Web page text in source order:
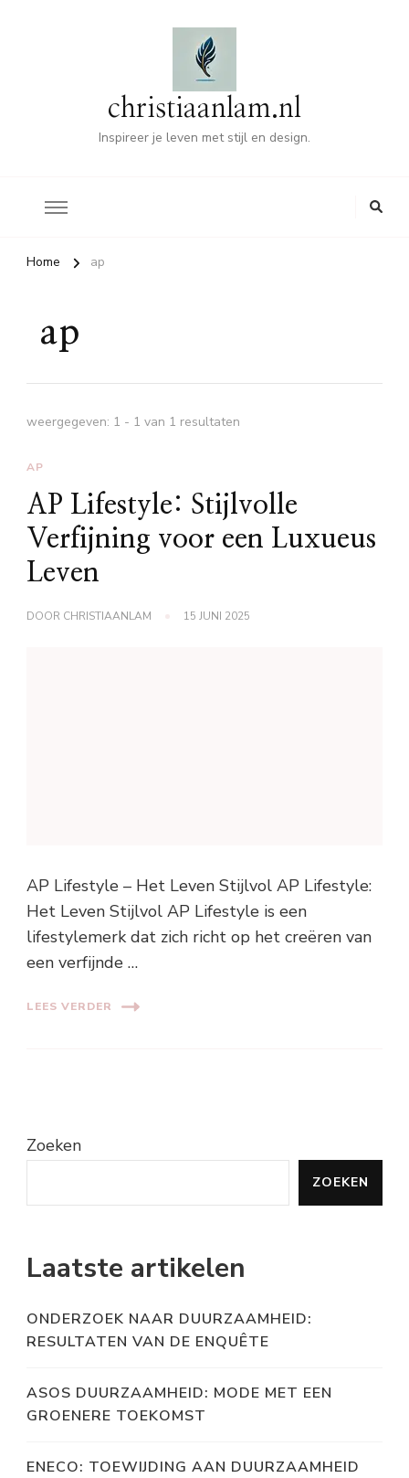
christiaanlam.nl
Inspireer je leven met stijl en design.
Home ap
ap
weergegeven: 1 - 1 van 1 resultaten
AP
AP Lifestyle: Stijlvolle
Verfijning voor een Luxueus
Leven
DOOR CHRISTIAANLAM 15 JUNI 2025
AP Lifestyle – Het Leven Stijlvol AP Lifestyle:
Het Leven Stijlvol AP Lifestyle is een
lifestylemerk dat zich richt op het creëren van
een verfijnde …
LEES VERDER
Zoeken
ZOEKEN
Laatste artikelen
ONDERZOEK NAAR DUURZAAMHEID:
RESULTATEN VAN DE ENQUÊTE
ASOS DUURZAAMHEID: MODE MET EEN
GROENERE TOEKOMST
ENECO: TOEWIJDING AAN DUURZAAMHEID